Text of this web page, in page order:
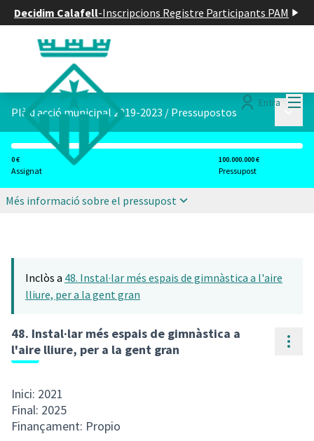
Decidim Calafell-Inscripcions Registre Participants PAM
Entra
Plà d acció municipal 2019-2023 / Pressupostos
0 €
Assignat
100.000.000 €
Pressupost
Més informació sobre el pressupost
Inclòs a 48. Instal·lar més espais de gimnàstica a l'aire
lliure, per a la gent gran
48. Instal·lar més espais de gimnàstica a
l'aire lliure, per a la gent gran
Inici: 2021
Final: 2025
Finançament: Propio